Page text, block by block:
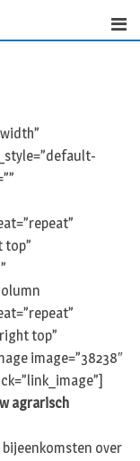
top”
top”
image=”38238″
agrarisch
over